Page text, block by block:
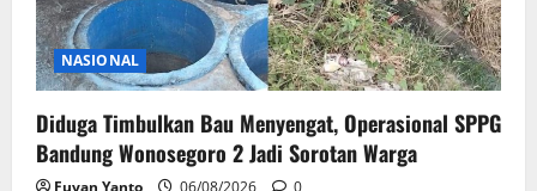
NASIONAL
Diduga Timbulkan Bau Menyengat, Operasional SPPG
Bandung Wonosegoro 2 Jadi Sorotan Warga
Fuyan Yanto 06/08/2026 0